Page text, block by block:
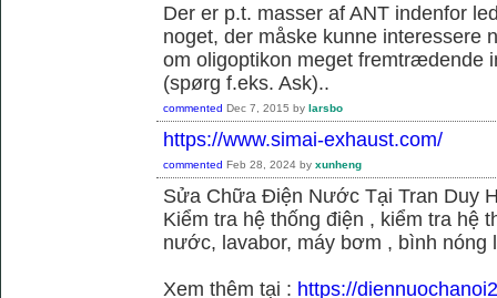
Der er p.t. masser af ANT indenfor
noget, der måske kunne interessere
om oligoptikon meget fremtrædende
(spørg f.eks. Ask)..
commented Dec 7, 2015 by larsbo
https://www.simai-exhaust.com/
commented Feb 28, 2024 by xunheng
Sửa Chữa Điện Nước Tại Tran Duy
Kiểm tra hệ thống điện , kiểm tra hệ
nước, lavabor, máy bơm , bình nóng
Xem thêm tại : https://